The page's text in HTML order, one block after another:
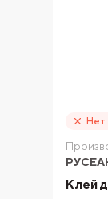
Нет
Клей